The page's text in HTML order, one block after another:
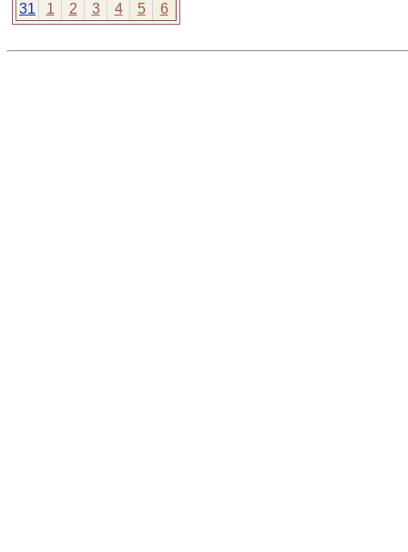
31
1 2 3 4 5 6